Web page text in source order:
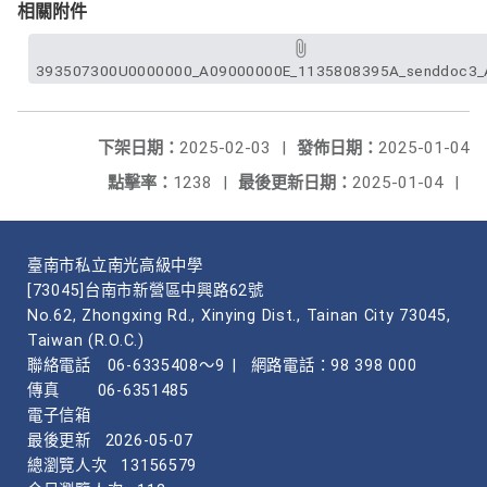
相關附件
發佈日期： 2025-01-04
下架日期： 2025-02-03
|
最後更新日期： 2025-01-04 |
點擊率： 1238 |
臺南市私立南光高級中學
[73045]台南市新營區中興路62號
No.62, Zhongxing Rd., Xinying Dist., Tainan City 73045,
Taiwan (R.O.C.)
聯絡電話
06-6335408～9
網路電話：98 398 000
傳真
06-6351485
電子信箱
最後更新
2026-05-07
總瀏覽人次
13156579